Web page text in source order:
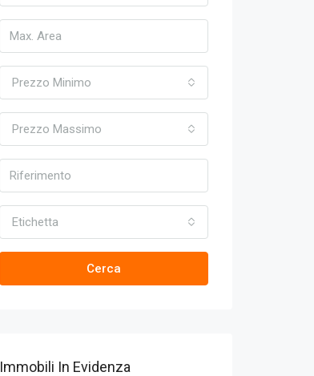
Prezzo Minimo
Prezzo Massimo
Etichetta
Cerca
Immobili In Evidenza